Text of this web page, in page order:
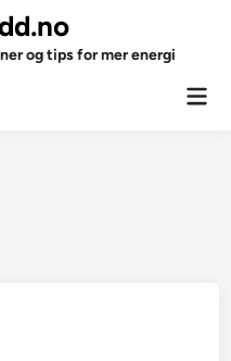
og tips for mer energi